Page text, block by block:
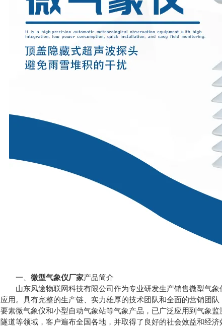
一、 微型气象仪厂家产品简介
山东风途物联网科技有限公司作为专业研发生产销售微型气象
应用。具有完整的生产链、实力雄厚的技术团队和全面的营销团
要素微气象仪和小型自动气象站等气象产品，已广泛应用到气象
隧道等领域，客户遍布全国各地，并取得了良好的社会效益和经济